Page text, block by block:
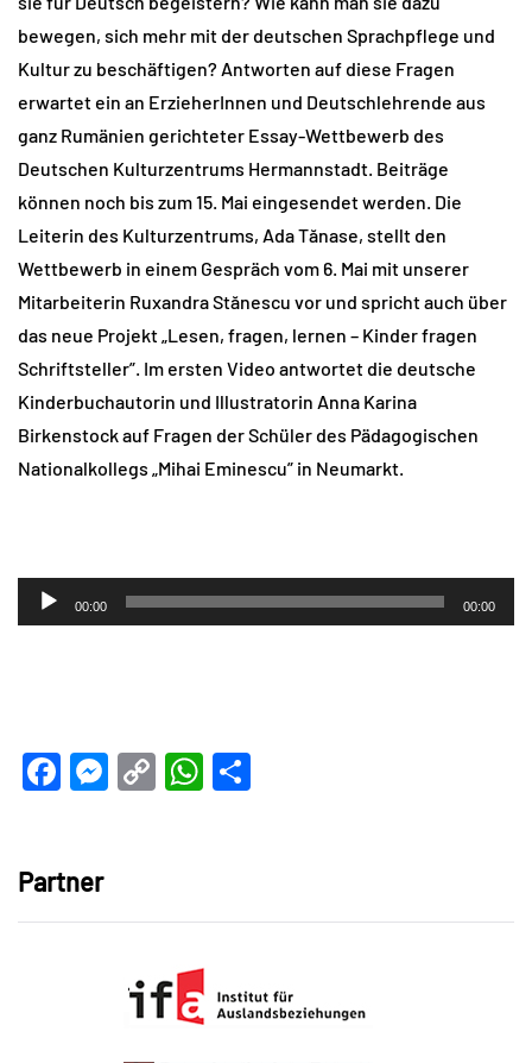
bewegen, sich mehr mit der deutschen Sprachpflege und
Kultur zu beschäftigen? Antworten auf diese Fragen
erwartet ein an ErzieherInnen und Deutschlehrende aus
ganz Rumänien gerichteter Essay-Wettbewerb des
Deutschen Kulturzentrums Hermannstadt. Beiträge
können noch bis zum 15. Mai eingesendet werden. Die
Leiterin des Kulturzentrums, Ada Tănase, stellt den
Wettbewerb in einem Gespräch vom 6. Mai mit unserer
Mitarbeiterin Ruxandra Stănescu vor und spricht auch über
das neue Projekt „Lesen, fragen, lernen – Kinder fragen
Schriftsteller”. Im ersten Video antwortet die deutsche
Kinderbuchautorin und Illustratorin Anna Karina
Birkenstock auf Fragen der Schüler des Pädagogischen
Nationalkollegs „Mihai Eminescu” in Neumarkt.
Audio-
Player
00:00 00:00
Facebook
Messenger
CopyWhatsApp
Partner